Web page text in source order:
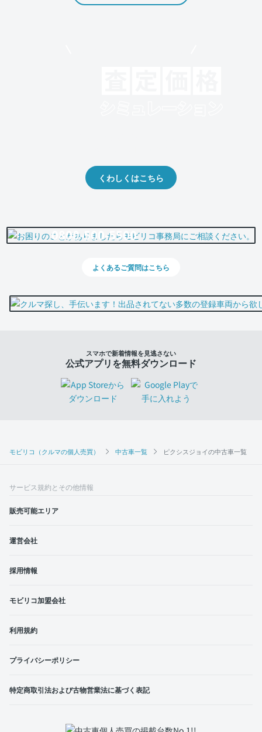
モビリコ（クルマの個人売買） 中古車一覧 ピクシスジョイの中古車一覧
くわしくはこちら
0800-500-5500
よくあるご質問はこちら
スマホで新着情報を見逃さない
公式アプリを無料ダウンロード
サービス規約とその他情報
販売可能エリア
運営会社
採用情報
モビリコ加盟会社
利用規約
プライバシーポリシー
特定商取引法および古物営業法に基づく表記